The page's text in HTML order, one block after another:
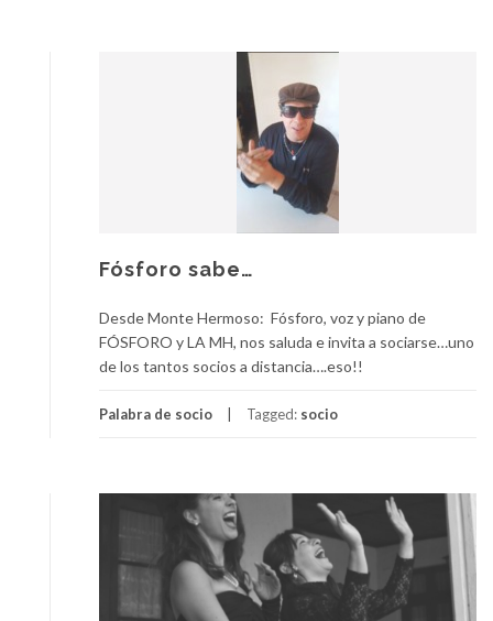
Fósforo sabe…
Desde Monte Hermoso: Fósforo, voz y piano de
FÓSFORO y LA MH, nos saluda e invita a sociarse…uno
de los tantos socios a distancia….eso!!
Palabra de socio Tagged: socio